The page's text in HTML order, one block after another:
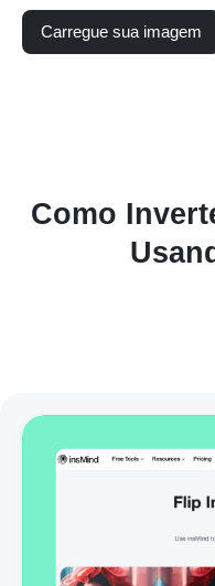
Carregue sua imagem
Como